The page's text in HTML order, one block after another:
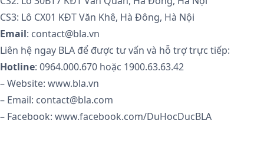
CS3: Lô CX01 KĐT Văn Khê, Hà Đông, Hà Nội
Email: contact@bla.vn
Liên hệ ngay BLA để được tư vấn và hỗ trợ trực tiếp:
Hotline: 0964.000.670 hoặc 1900.63.63.42
– Website: www.bla.vn
– Email: contact@bla.com
– Facebook: www.facebook.com/DuHocDucBLA